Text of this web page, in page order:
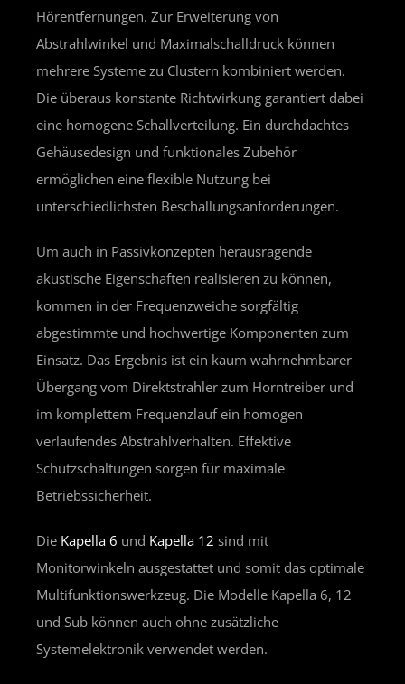
Hörentfernungen. Zur Erweiterung von
Abstrahlwinkel und Maximalschalldruck können
mehrere Systeme zu Clustern kombiniert werden.
Die überaus konstante Richtwirkung garantiert dabei
eine homogene Schallverteilung. Ein durchdachtes
Gehäusedesign und funktionales Zubehör
ermöglichen eine flexible Nutzung bei
unterschiedlichsten Beschallungsanforderungen.
Um auch in Passivkonzepten herausragende
akustische Eigenschaften realisieren zu können,
kommen in der Frequenzweiche sorgfältig
abgestimmte und hochwertige Komponenten zum
Einsatz. Das Ergebnis ist ein kaum wahrnehmbarer
Übergang vom Direktstrahler zum Horntreiber und
im komplettem Frequenzlauf ein homogen
verlaufendes Abstrahlverhalten. Effektive
Schutzschaltungen sorgen für maximale
Betriebssicherheit.
Die Kapella 6 und Kapella 12 sind mit
Monitorwinkeln ausgestattet und somit das optimale
Multifunktionswerkzeug. Die Modelle Kapella 6, 12
und Sub können auch ohne zusätzliche
Systemelektronik verwendet werden.